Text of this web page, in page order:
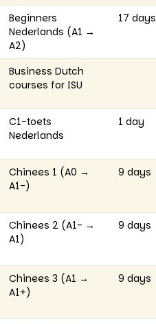
Beginners
Nederlands (A1 →
A2)
17 days
Business Dutch
courses for ISU
C1-toets
Nederlands
1 day
Chinees 1 (A0 →
A1-)
9 days
Chinees 2 (A1- →
A1)
9 days
Chinees 3 (A1 →
A1+)
9 days